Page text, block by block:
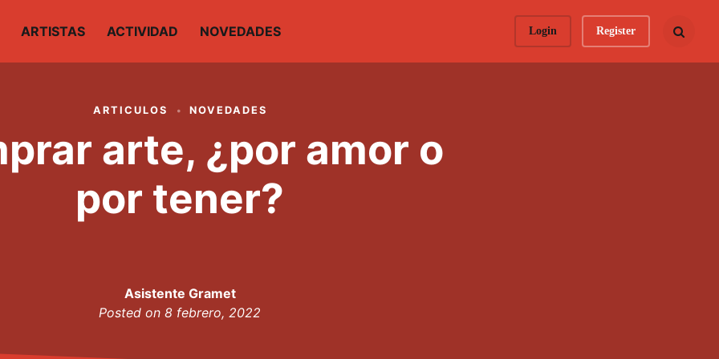
ARTISTAS ACTIVIDAD NOVEDADES Login Register
Busca
ARTICULOS NOVEDADES
arte, ¿por amor o
por tener?
Posted on 8 febrero, 2022
Asistente Gramet